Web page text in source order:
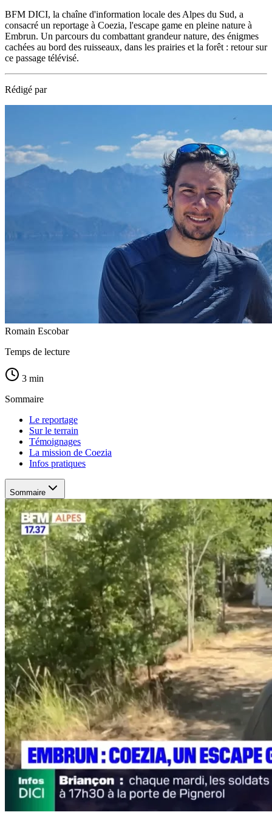
BFM DICI, la chaîne d'information locale des Alpes du Sud, a
consacré un reportage à Coezia, l'escape game en pleine nature à
Embrun. Un parcours du combattant grandeur nature, des énigmes
cachées au bord des ruisseaux, dans les prairies et la forêt : retour sur
ce passage télévisé.
Rédigé par
Romain Escobar
Temps de lecture
3 min
Sommaire
Le reportage
Sur le terrain
Témoignages
La mission de Coezia
Infos pratiques
Sommaire